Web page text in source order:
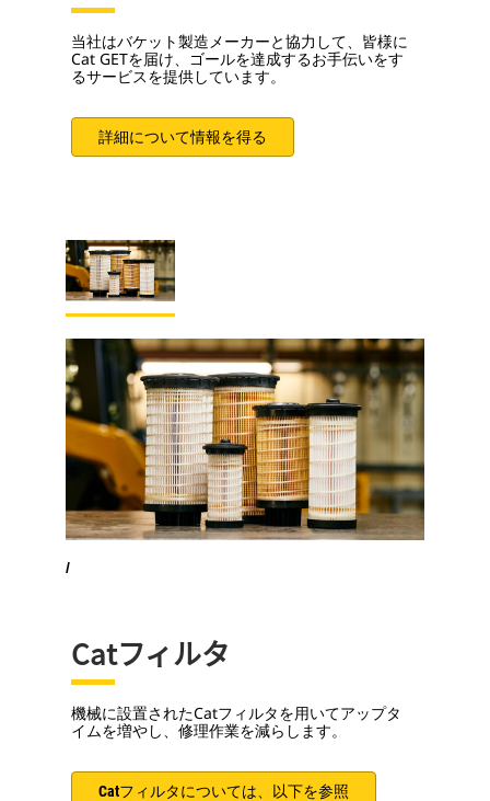
当社はバケット製造メーカーと協力して、皆様に
Cat GETを届け、ゴールを達成するお手伝いをす
るサービスを提供しています。
詳細について情報を得る
/
Catフィルタ
機械に設置されたCatフィルタを用いてアップタ
イムを増やし、修理作業を減らします。
Catフィルタについては、以下を参照